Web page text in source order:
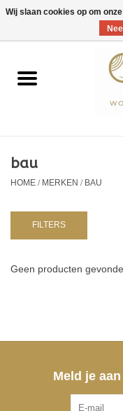
EUR/GBP/USD
Home
Kids
NURSERY / TABLEWARE
bau
HOME/MERKEN/BAU
FILTERS
Geen producten
Meld je
Wij slaan cookies op om
Nee